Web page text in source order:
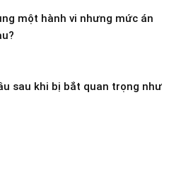
một hành vi nhưng mức án
sau khi bị bắt quan trọng như